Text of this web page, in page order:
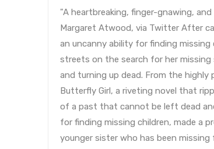
"A heartbreaking, finger-gnawing,
Margaret Atwood, via Twitter After
an uncanny ability for finding
streets on the search for her missing
and turning up dead. From the highly
Butterfly Girl, a riveting novel that
of a past that cannot be left dead
for finding missing children, made a
younger sister who has been missing